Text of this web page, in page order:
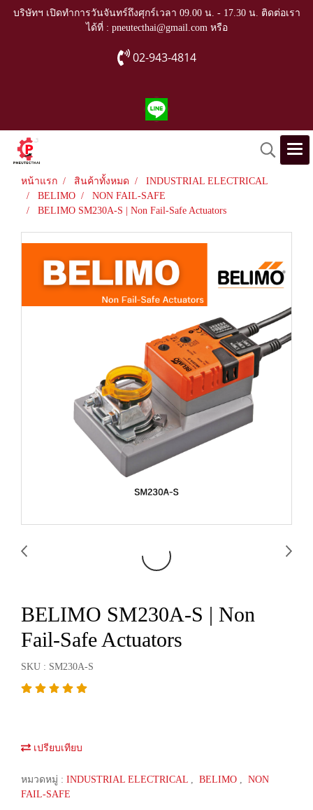
บริษัทฯ เปิดทำการวันจันทร์ถึงศุกร์เวลา 09.00 น. - 17.30 น. ติดต่อเรา
ได้ที่ : pneutecthai@gmail.com หรือ
02-943-4814
หน้าแรก สินค้าทั้งหมด
INDUSTRIAL ELECTRICAL
BELIMO
NON FAIL-SAFE
BELIMO SM230A-S | Non Fail-Safe Actuators
BELIMO SM230A-S | Non
Fail-Safe Actuators
SKU : SM230A-S
เปรียบเทียบ
หมวดหมู่ : INDUSTRIAL ELECTRICAL , BELIMO , NON
FAIL-SAFE